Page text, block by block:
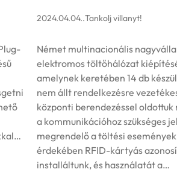
2024.04.04..Tankolj villanyt!
Német multinacionális
elektromos töltőhálózat
amelynek keretében 14 db
nem állt rendelkezésre
központi berendezéssel
a kommunikációhoz szükséges
megrendelő a töltési
érdekében RFID-kártyás
installáltunk, és használatát a…